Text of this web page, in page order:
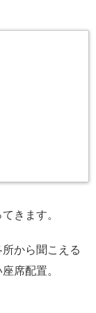
きます。
から聞こえる
席配置。